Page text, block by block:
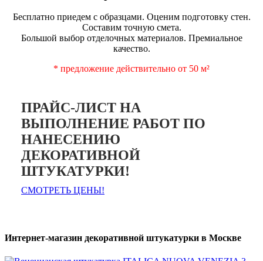
Бесплатно приедем с образцами. Оценим подготовку стен.
Составим точную смета.
Большой выбор отделочных материалов. Премиальное
качество.
* предложение действительно от 50 м²
ПРАЙС-ЛИСТ НА
ВЫПОЛНЕНИЕ РАБОТ ПО
НАНЕСЕНИЮ
ДЕКОРАТИВНОЙ
ШТУКАТУРКИ!
СМОТРЕТЬ ЦЕНЫ!
Интернет-магазин декоративной штукатурки в Москве